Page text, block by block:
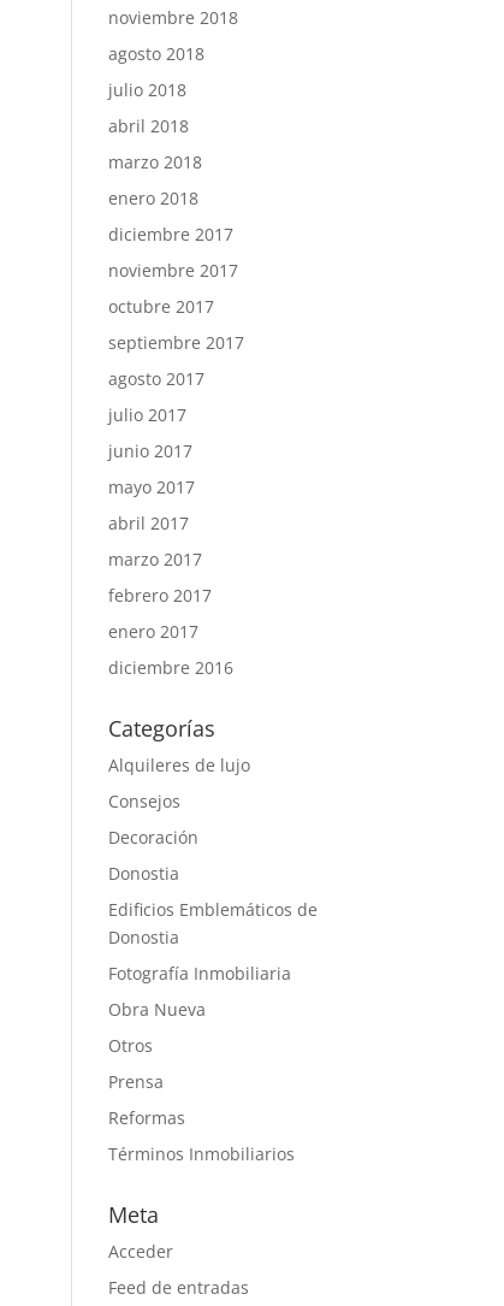
noviembre 2018
agosto 2018
julio 2018
abril 2018
marzo 2018
enero 2018
diciembre 2017
noviembre 2017
octubre 2017
septiembre 2017
agosto 2017
julio 2017
junio 2017
mayo 2017
abril 2017
marzo 2017
febrero 2017
enero 2017
diciembre 2016
Categorías
Alquileres de lujo
Consejos
Decoración
Donostia
Edificios Emblemáticos de
Donostia
Fotografía Inmobiliaria
Obra Nueva
Otros
Prensa
Reformas
Términos Inmobiliarios
Meta
Acceder
Feed de entradas